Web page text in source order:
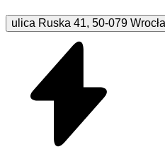
ulica Ruska 41, 50-079